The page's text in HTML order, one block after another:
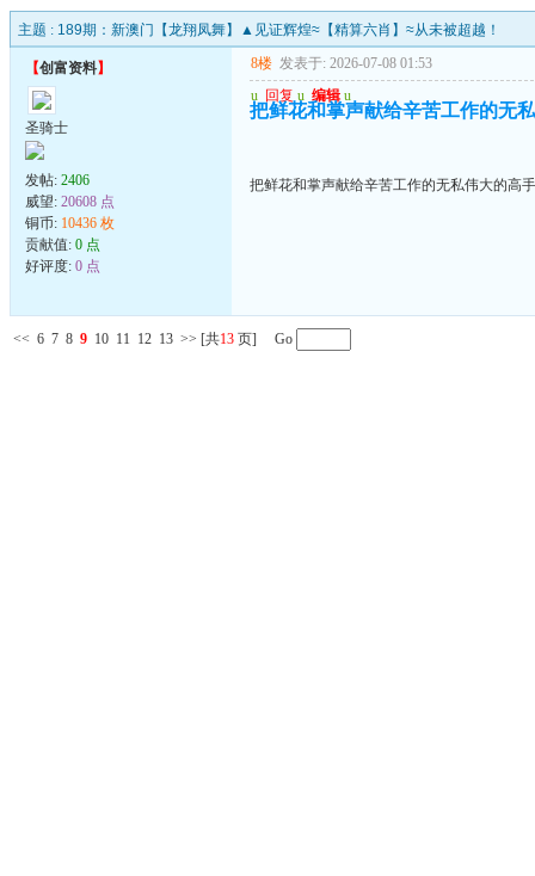
主题 : 189期：新澳门【龙翔凤舞】▲见证辉煌≈【精算六肖】≈从未被超越！
【创富资料】
圣骑士
发帖: 2406
威望: 20608 点
铜币: 10436 枚
贡献值: 0 点
好评度: 0 点
8楼 发表于: 2026-07-08 01:53
u 回复 u 编辑 u
把鲜花和掌声献给辛苦工作的无
把鲜花和掌声献给辛苦工作的无私伟大的高
<< 6 7 8 9 10 11 12 13 >> [共13 页] Go